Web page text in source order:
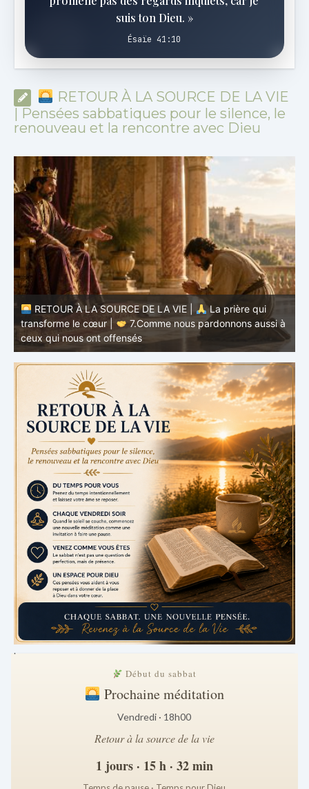
suis ton Dieu. »
Ésaïe 41:10
RETOUR À LA SOURCE DE LA VIE
| Pensées sabbatiques pour le silence, le
renouveau et la rencontre avec Dieu
RETOUR À LA SOURCE DE LA VIE |
La prière qui
transforme le cœur |
6.Et pardonne-nous nos offenses
.
Début du sabbat
Prochaine méditation
Vendredi · 18h00
Retour à la source de la vie
1 jours · 15 h · 32 min